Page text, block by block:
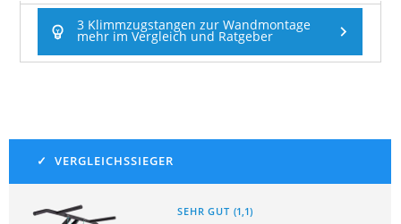
3 Klimmzugstangen zur Wandmontage
mehr im Vergleich und Ratgeber
SEHR GUT (1,1)